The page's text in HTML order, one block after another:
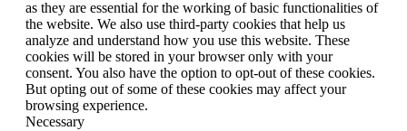
as they are essential for the working of basic functionalities of
the website. We also use third-party cookies that help us
analyze and understand how you use this website. These
cookies will be stored in your browser only with your
consent. You also have the option to opt-out of these cookies.
But opting out of some of these cookies may affect your
browsing experience.
Necessary